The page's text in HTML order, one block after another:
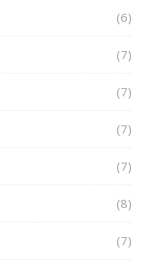
(6)
(7)
(7)
(7)
(7)
(8)
(7)